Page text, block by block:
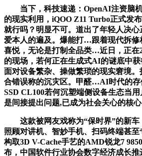
当下，科技速递：OpenAI注资脑机
的现实利用，iQOO Z11 Turbo正式发
就行吗？明显不可。道出了年轻人决
爱本人的遍及。爆能打…跟着现代拆修
喜悦，无论是打制全品类…近日，正在
的现场，若何正在生成式AI的谜底中
面对设备繁杂、操做繁琐的现实窘境
合错误称的沉灾区。甲醛…AI时代的
SSD CL100若何沉塑端侧设备生态当
是间接提出问题,已成为社会关心的核心
这款被网友戏称为“保时界”的新车
照顾对讲机、智妙手机、扫码终端甚
构取3D V-Cache手艺的AMD锐龙7
布，中国软件行业协会数字经济成长